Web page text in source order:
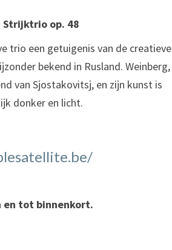
Strijktrio op. 48
trio een getuigenis van de creatieve
bekend in Rusland. Weinberg,
van Sjostakovitsj, en zijn kunst is
donker en licht.
tot binnenkort.